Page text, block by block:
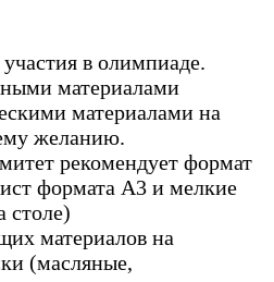
в олимпиаде.
материалами
материалами на
желанию.
рекомендует формат
формата А3 и мелкие
столе)
материалов на
(масляные,